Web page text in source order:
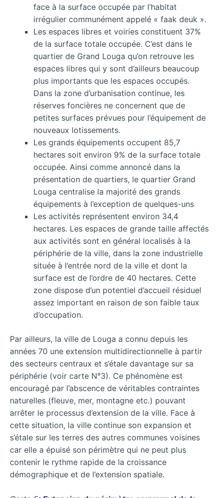
face à la surface occupée par l’habitat
irrégulier communément appelé « faak deuk ».
Les espaces libres et voiries constituent 37%
de la surface totale occupée. C’est dans le
quartier de Grand Louga qu’on retrouve les
espaces libres qui y sont d’ailleurs beaucoup
plus importants que les espaces occupés.
Dans la zone d’urbanisation continue, les
réserves foncières ne concernent que de
petites surfaces prévues pour l’équipement de
nouveaux lotissements.
Les grands équipements occupent 85,7
hectares soit environ 9% de la surface totale
occupée. Ainsi comme annoncé dans la
présentation de quartiers, le quartier Grand
Louga centralise la majorité des grands
équipements à l’exception de quelques-uns
Les activités représentent environ 34,4
hectares. Les espaces de grande taille affectés
aux activités sont en général localisés à la
périphérie de la ville, dans la zone industrielle
située à l’entrée nord de la ville et dont la
surface est de l’ordre de 40 hectares. Cette
zone dispose d’un potentiel d’accueil résiduel
assez important en raison de son faible taux
d’occupation.
Par ailleurs, la ville de Louga a connu depuis les
années 70 une extension multidirectionnelle à partir
des secteurs centraux et s’étale davantage sur sa
périphérie (voir carte N°3). Ce phénomène est
encouragé par l’abscence de véritables contraintes
naturelles (fleuve, mer, montagne etc.) pouvant
arrêter le processus d’extension de la ville. Face à
cette situation, la ville continue son expansion et
s’étale sur les terres des autres communes voisines
car elle a épuisé son périmètre qui ne peut plus
contenir le rythme rapide de la croissance
démographique et de l’extension spatiale.